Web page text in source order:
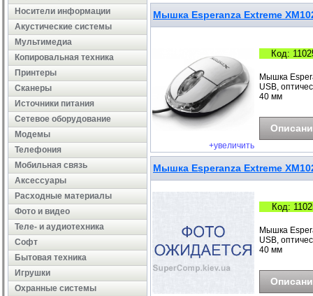
Носители информации
Акустические системы
Мультимедиа
Копировальная техника
Принтеры
Сканеры
Источники питания
Сетевое оборудование
Модемы
Телефония
Мобильная связь
Аксессуары
Расходные материалы
Фото и видео
Теле- и аудиотехника
Софт
Бытовая техника
Игрушки
Охранные системы
Мышка Esperanza Extreme
+увеличить
Код:
Мышка
USB,
40 мм
Мышка Esperanza Extreme
Код:
Мышка
USB,
40 мм